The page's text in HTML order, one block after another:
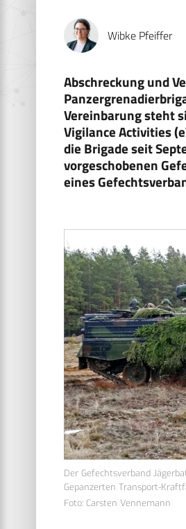
Wibke Pfeiffer
Abschreckung und
Vereinbarung steht
Vigilance Activities
die Brigade seit
vorgeschobenen
eines
Der Gefechtsverband
Gepanzerten Transport-
Foto: Carsten Vennemann